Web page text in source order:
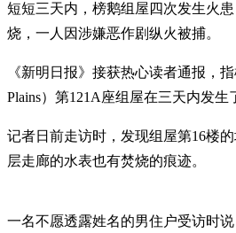
短短三天内，榜鹅组屋四次发生火
烧，一人因涉嫌恶作剧纵火被捕。
《新明日报》接获热心读者通报，
Plains）第121A座组屋在三天内发生
记者日前走访时，发现组屋第16楼
层走廊的水表也有焚烧的痕迹。
一名不愿透露姓名的男住户受访时